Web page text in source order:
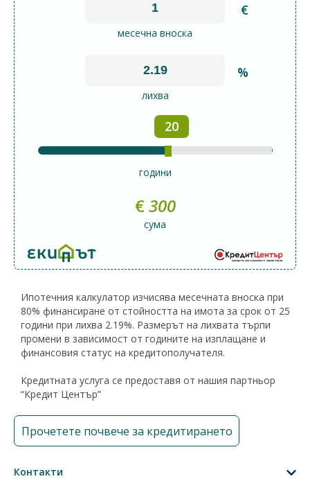
€
месечна вноска
%
лихва
20
години
€300
сума
Ипотечния калкулатор изчисява месечната вноска при
80% финансиране от стойността на имота за срок от 25
години при лихва 2.19%. Размерът на лихвата търпи
промени в зависимост от годините на изплащане и
финансовия статус на кредитополучателя.
Кредитната услуга се предоставя от нашия партньор
“Кредит Център”
Прочетете почвече за кредитирането
Контакти